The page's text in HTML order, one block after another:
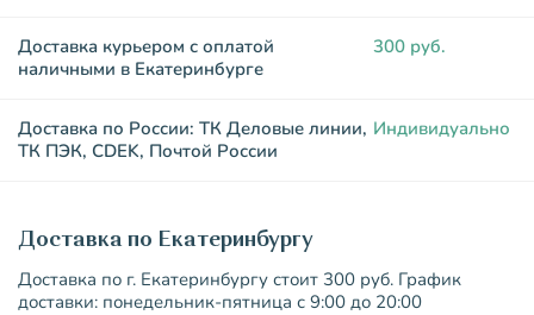
Доставка курьером с оплатой
наличными в Екатеринбурге
300 руб.
Доставка по России: ТК Деловые линии,
ТК ПЭК, CDEK, Почтой России
Индивидуально
Доставка по Екатеринбургу
Доставка по г. Екатеринбургу стоит 300 руб. График
доставки: понедельник-пятница с 9:00 до 20:00